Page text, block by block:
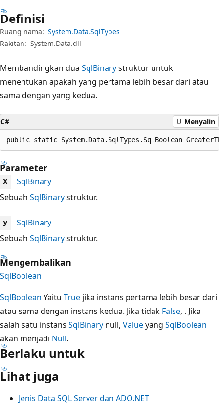
Definisi
Ruang nama: System.Data.SqlTypes
Rakitan: System.Data.dll
Membandingkan dua SqlBinarystruktur untuk
menentukan apakah yang pertama lebih besar dari atau
sama dengan yang kedua.
C# Menyalin
public static System.Data.SqlTypes.SqlBoolean
Parameter
x
SqlBinary
Sebuah SqlBinarystruktur.
y
SqlBinary
Sebuah SqlBinarystruktur.
Mengembalikan
SqlBoolean
SqlBoolean Yaitu True jika instans pertama lebih besar dari
atau sama dengan instans kedua. Jika tidak False, . Jika
salah satu instans SqlBinary null, Valueyang SqlBoolean
akan menjadi Null.
Berlaku untuk
Lihat juga
Jenis Data SQL Server dan ADO.NET